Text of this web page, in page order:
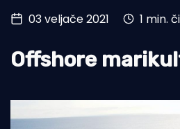
Pomorstvo
Ribolov
Tradicija i kultura
03 veljače 2021 1 min.
Offshore